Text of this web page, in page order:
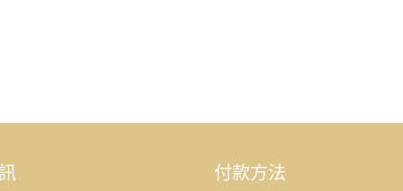
付款方法